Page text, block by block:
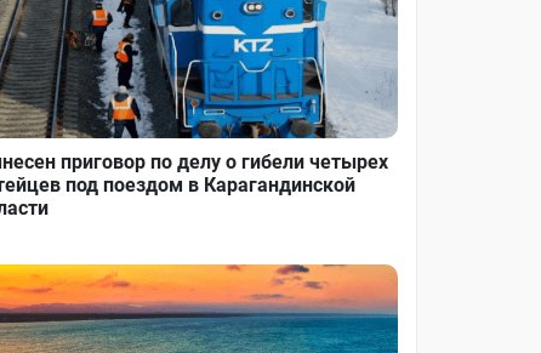
приговор по делу о гибели четырех
под поездом в Карагандинской